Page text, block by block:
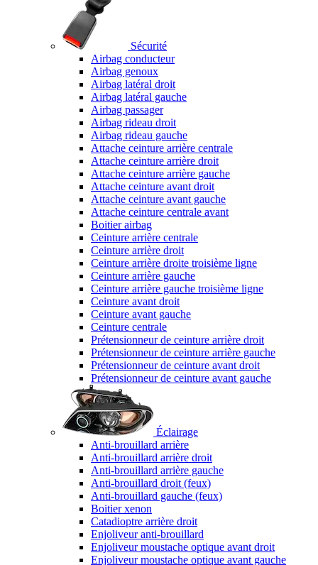
Sécurité
Airbag conducteur
Airbag genoux
Airbag latéral droit
Airbag latéral gauche
Airbag passager
Airbag rideau droit
Airbag rideau gauche
Attache ceinture arrière centrale
Attache ceinture arrière droit
Attache ceinture arrière gauche
Attache ceinture avant droit
Attache ceinture avant gauche
Attache ceinture centrale avant
Boitier airbag
Ceinture arrière centrale
Ceinture arrière droit
Ceinture arrière droite troisième ligne
Ceinture arrière gauche
Ceinture arrière gauche troisième ligne
Ceinture avant droit
Ceinture avant gauche
Ceinture centrale
Prétensionneur de ceinture arrière droit
Prétensionneur de ceinture arrière gauche
Prétensionneur de ceinture avant droit
Prétensionneur de ceinture avant gauche
Éclairage
Anti-brouillard arrière
Anti-brouillard arrière droit
Anti-brouillard arrière gauche
Anti-brouillard droit (feux)
Anti-brouillard gauche (feux)
Boitier xenon
Catadioptre arrière droit
Enjoliveur anti-brouillard
Enjoliveur moustache optique avant droit
Enjoliveur moustache optique avant gauche